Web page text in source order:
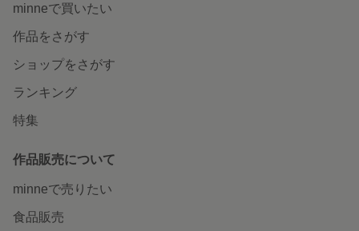
minneで買いたい
作品をさがす
ショップをさがす
ランキング
特集
作品販売について
minneで売りたい
食品販売